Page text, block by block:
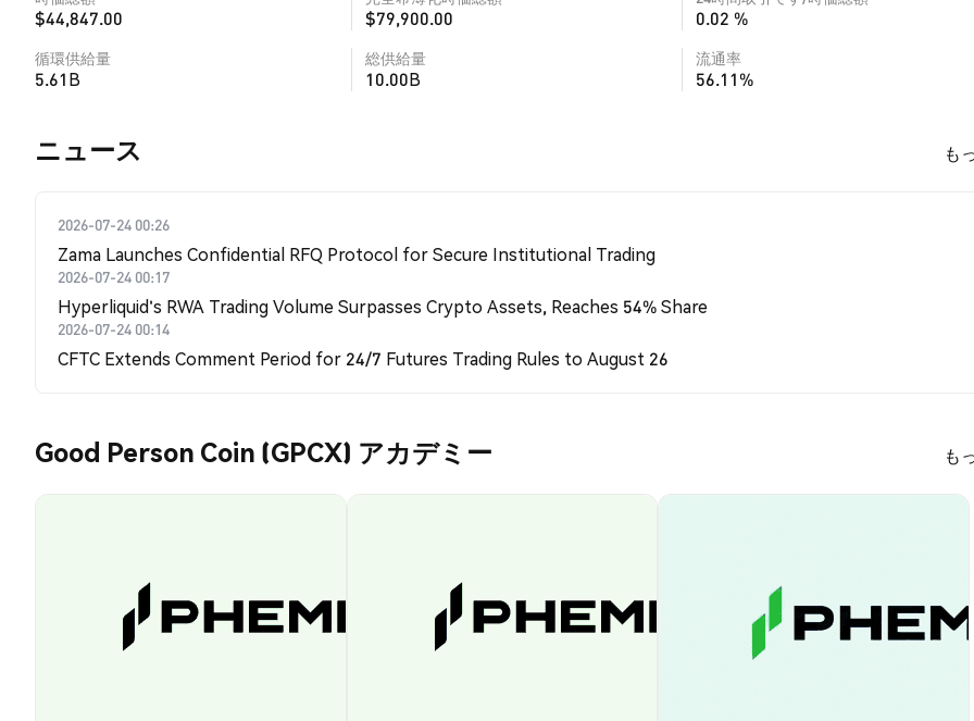
$44,847.00 $79,900.00 0.02 %
循環供給量
5.61B
総供給量
10.00B
流通率
56.11%
​​ニュース​​ も
2026-07-24 00:26
Zama Launches Confidential RFQ Protocol for Secure Institutional Trading
2026-07-24 00:17
Hyperliquid's RWA Trading Volume Surpasses Crypto Assets, Reaches 54% Share
2026-07-24 00:14
CFTC Extends Comment Period for 24/7 Futures Trading Rules to August 26
Good Person Coin (GPCX) アカデミー も